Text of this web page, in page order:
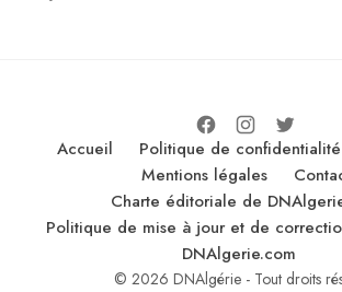
Accueil Politique de confidentialité
Mentions légales
Charte éditoriale de
Politique de mise à jour et de
DNAlgerie.com
© 2026 DNAlgérie - Tout droits